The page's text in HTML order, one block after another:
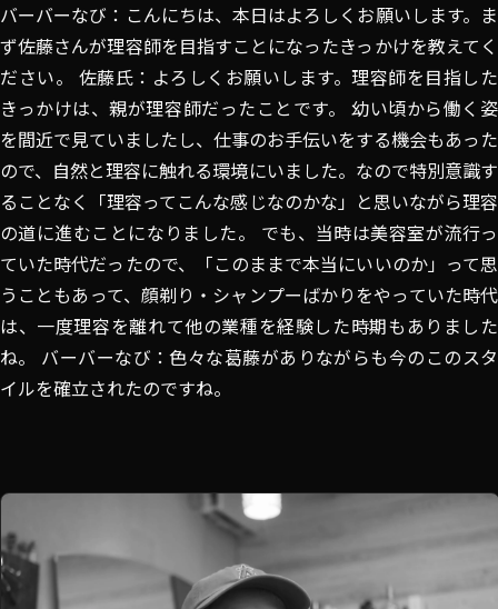
バーバーなび：こんにちは、本日はよろしくお願いします。ま
ず佐藤さんが理容師を目指すことになったきっかけを教えてく
ださい。 佐藤氏：よろしくお願いします。理容師を目指した
きっかけは、親が理容師だったことです。 幼い頃から働く姿
を間近で見ていましたし、仕事のお手伝いをする機会もあった
ので、自然と理容に触れる環境にいました。なので特別意識す
ることなく「理容ってこんな感じなのかな」と思いながら理容
の道に進むことになりました。 でも、当時は美容室が流行っ
ていた時代だったので、「このままで本当にいいのか」って思
うこともあって、顔剃り・シャンプーばかりをやっていた時代
は、一度理容を離れて他の業種を経験した時期もありました
ね。 バーバーなび：色々な葛藤がありながらも今のこのスタ
イルを確立されたのですね。